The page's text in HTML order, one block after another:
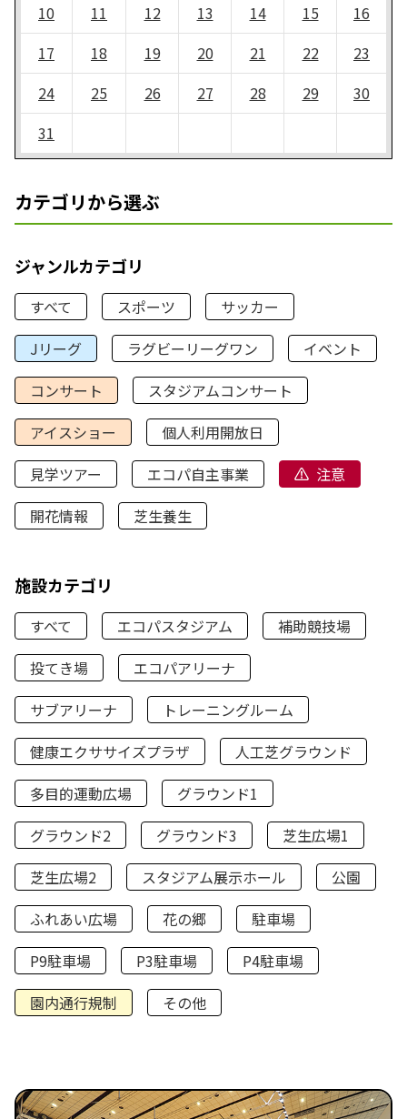
10
11 12 13 14 15
16
17
18 19 20 21 22
23
24
25 26 27 28 29
30
31
カテゴリから選ぶ
ジャンルカテゴリ
すべて スポーツ
サッカー
Jリーグ
ラグビーリーグワン
イベント
コンサート
スタジアムコンサート
アイスショー
個人利用開放日
見学ツアー
エコパ自主事業
注意
開花情報
芝生養生
施設カテゴリ
すべて エコパスタジアム
補助競技場
投てき場
エコパアリーナ
サブアリーナ
トレーニングルーム
健康エクササイズプラザ
人工芝グラウンド
多目的運動広場
グラウンド1
グラウンド2
グラウンド3
芝生広場1
芝生広場2
スタジアム展示ホール
公園
ふれあい広場
花の郷
駐車場
P9駐車場
P3駐車場
P4駐車場
園内通行規制
その他